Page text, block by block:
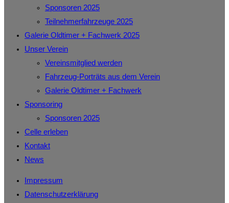
Sponsoren 2025
Teilnehmerfahrzeuge 2025
Galerie Oldtimer + Fachwerk 2025
Unser Verein
Vereinsmitglied werden
Fahrzeug-Porträts aus dem Verein
Galerie Oldtimer + Fachwerk
Sponsoring
Sponsoren 2025
Celle erleben
Kontakt
News
Impressum
Datenschutzerklärung